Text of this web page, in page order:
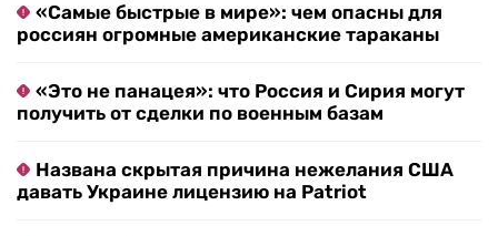
«Самые быстрые в мире»: чем опасны для
россиян огромные американские тараканы
«Это не панацея»: что Россия и Сирия могут
получить от сделки по военным базам
Названа скрытая причина нежелания США
давать Украине лицензию на Patriot